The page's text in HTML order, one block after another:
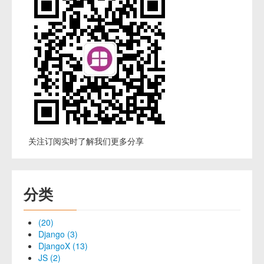
关注订阅实时了解我们更多分享
分类
(20)
Django (3)
DjangoX (13)
JS (2)